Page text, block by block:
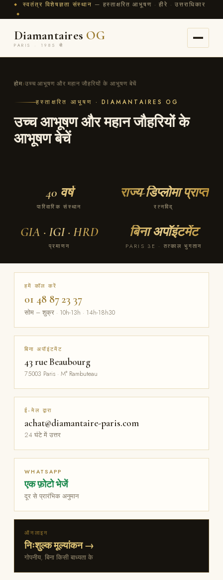
◆ स्वतंत्र विशेषज्ञता संस्थान — हस्ताक्षरित आभूषण · हीरे · उत्तराधिकार
◆
Diamantaires OG
PARIS · 1985 से
होम›उच्च आभूषण और महान जौहरियों के आभूषण बेचें
हस्ताक्षरित आभूषण · DIAMANTAIRES OG
उच्च आभूषण और महान जौहरियों के
आभूषण बेचें
40 वर्ष
पारिवारिक संस्थान
राज्य-डिप्लोमा प्राप्त
रत्नविद्
GIA · IGI · HRD
प्रमाणन
बिना अपॉइंटमेंट
PARIS 3E · तत्काल भुगतान
हमें कॉल करें
01 48 87 23 37
सोम – शुक्र · 10h-13h · 14h-18h30
बिना अपॉइंटमेंट
43 rue Beaubourg
75003 Paris · M° Rambuteau
ई-मेल द्वारा
achat@diamantaire-paris.com
24 घंटे में उत्तर
WHATSAPP
एक फ़ोटो भेजें
दूर से प्रारंभिक अनुमान
ऑनलाइन
निःशुल्क मूल्यांकन →
गोपनीय, बिना किसी बाध्यता के